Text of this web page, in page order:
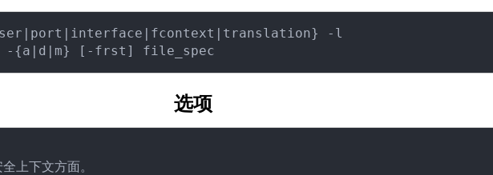
-l
选项
上下文方面。